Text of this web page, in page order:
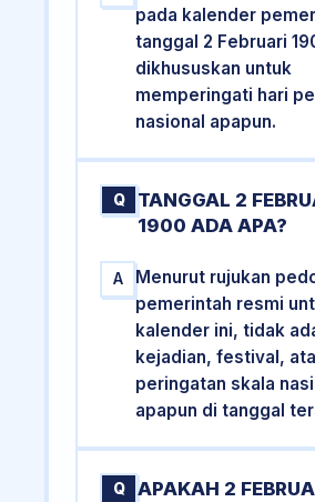
pada kalender
tanggal 2 Februari
dikhususkan untuk
memperingati hari
nasional apapun.
Q
TANGGAL 2
1900 ADA APA?
A
Menurut rujukan
pemerintah resmi
kalender ini, tidak
kejadian, festival,
peringatan skala
apapun di tanggal
Q
APAKAH 2